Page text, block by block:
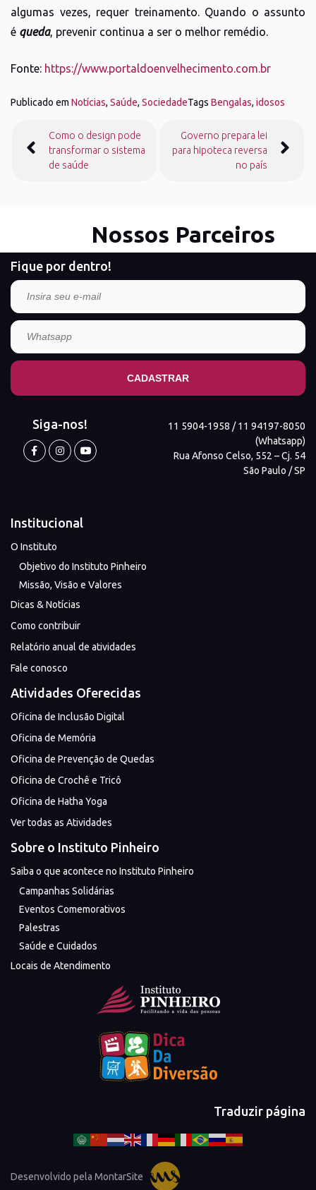
algumas vezes, requer treinamento. Quando o assunto
é queda, prevenir continua a ser o melhor remédio.
Fonte: https://www.portaldoenvelhecimento.com.br
Publicado em Notícias, Saúde, SociedadeTags Bengalas, idosos
de
Post
Como o design pode
transformar o sistema
de saúde
Governo prepara lei
para hipoteca reversa
no país
Nossos Parceiros
Fique por dentro!
Siga-nos!
11 5904-1958 / 11 94197-8050
(Whatsapp)
Rua Afonso Celso, 552 – Cj. 54
São Paulo / SP
Institucional
O Instituto
Objetivo do Instituto Pinheiro
Missão, Visão e Valores
Dicas & Notícias
Como contribuir
Relatório anual de atividades
Fale conosco
Atividades Oferecidas
Oficina de Inclusão Digital
Oficina de Memória
Oficina de Prevenção de Quedas
Oficina de Crochê e Tricô
Oficina de Hatha Yoga
Ver todas as Atividades
Sobre o Instituto Pinheiro
Saiba o que acontece no Instituto Pinheiro
Campanhas Solidárias
Eventos Comemorativos
Palestras
Saúde e Cuidados
Locais de Atendimento
Traduzir página
Desenvolvido pela MontarSite